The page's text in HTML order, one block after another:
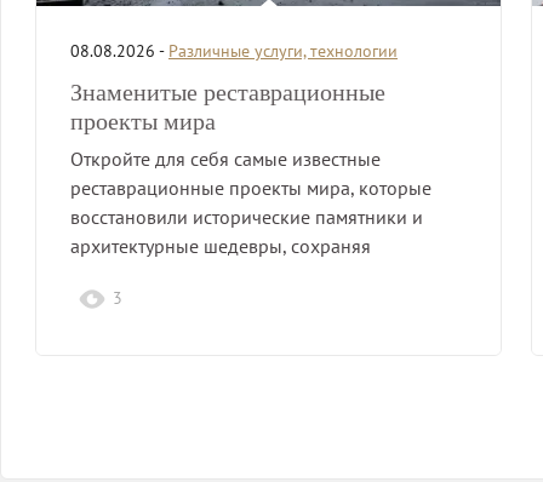
08.08.2026 - Различные услуги, технологии
Знаменитые реставрационные
проекты мира
Откройте для себя самые известные
реставрационные проекты мира, которые
восстановили исторические памятники и
архитектурные шедевры, сохраняя
3